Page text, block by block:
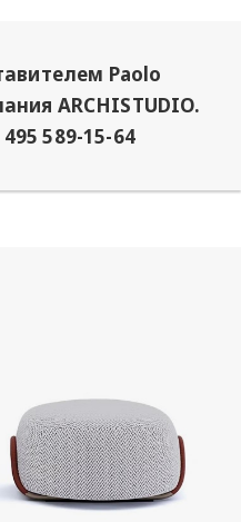
Paolo
ARCHISTUDIO.
495 589-15-64